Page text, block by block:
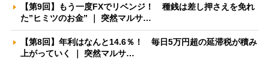
【第9回】もう一度FXでリベンジ！ 種銭は差し押さえを免れ
た”ヒミツのお金” ｜ 突然マルサ…
【第8回】年利はなんと14.6％！ 毎日5万円超の延滞税が積み
上がっていく ｜ 突然マルサ…